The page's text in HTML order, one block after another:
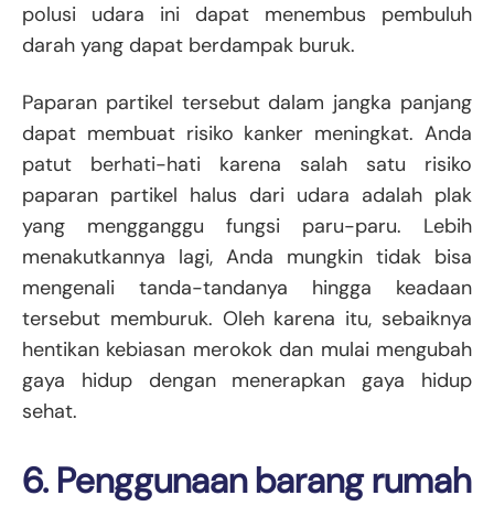
polusi udara ini dapat menembus pembuluh
darah yang dapat berdampak buruk.
Paparan partikel tersebut dalam jangka panjang
dapat membuat risiko kanker meningkat. Anda
patut berhati-hati karena salah satu risiko
paparan partikel halus dari udara adalah plak
yang mengganggu fungsi paru-paru. Lebih
menakutkannya lagi, Anda mungkin tidak bisa
mengenali tanda-tandanya hingga keadaan
tersebut memburuk. Oleh karena itu, sebaiknya
hentikan kebiasan merokok dan mulai mengubah
gaya hidup dengan menerapkan gaya hidup
sehat.
6. Penggunaan barang rumah